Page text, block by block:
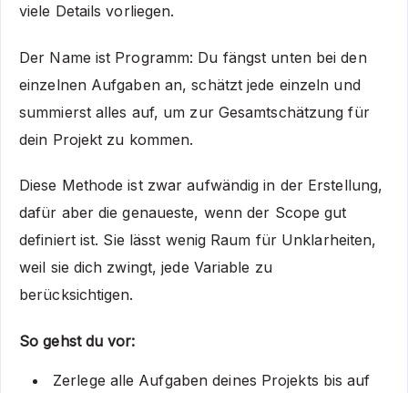
viele Details vorliegen.
Der Name ist Programm: Du fängst unten bei den
einzelnen Aufgaben an, schätzt jede einzeln und
summierst alles auf, um zur Gesamtschätzung für
dein Projekt zu kommen.
Diese Methode ist zwar aufwändig in der Erstellung,
dafür aber die genaueste, wenn der Scope gut
definiert ist. Sie lässt wenig Raum für Unklarheiten,
weil sie dich zwingt, jede Variable zu
berücksichtigen.
So gehst du vor:
Zerlege alle Aufgaben deines Projekts bis auf